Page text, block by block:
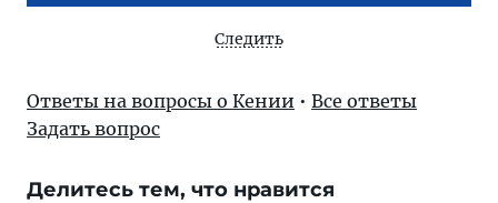
Следить
Ответы на вопросы о Кении • Все ответы
Задать вопрос
Делитесь тем, что нравится